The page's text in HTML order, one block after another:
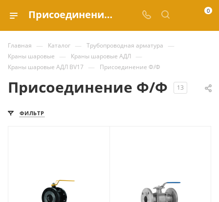
Присоединение Ф/Ф купить по выгодным ценам в каталоге Valve.ru 0
Главная — Каталог — Трубопроводная арматура —
Краны шаровые — Краны шаровые АДЛ —
Краны шаровые АДЛ BV17 — Присоединение Ф/Ф
Присоединение Ф/Ф 13
ФИЛЬТР